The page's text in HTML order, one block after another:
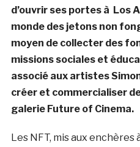
d’ouvrir ses portes à Los
monde des jetons non
moyen de collecter des
missions sociales et
associé aux artistes
créer et commercialiser
galerie Future of Cinema.
Les NFT, mis aux